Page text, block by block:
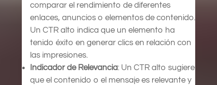
comparar el rendimiento de diferentes
enlaces, anuncios o elementos de contenido.
Un CTR alto indica que un elemento ha
tenido éxito en generar clics en relación con
las impresiones.
Indicador de Relevancia: Un CTR alto sugiere
que el contenido o el mensaje es relevante y